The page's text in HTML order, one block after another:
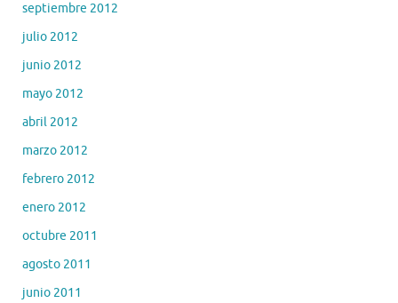
septiembre 2012
julio 2012
junio 2012
mayo 2012
abril 2012
marzo 2012
febrero 2012
enero 2012
octubre 2011
agosto 2011
junio 2011